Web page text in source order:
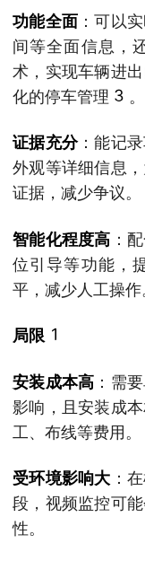
功能全面 ：可以
间等全面信息，
术，实现车辆进
化的停车管理 3 。
证据充分：能记
外观等详细信息
证据，减少争议。
智能化程度高 ：
位引导等功能，
平，减少人工操作
局限 1
安装成本高 ：需
影响，且安装成
工、布线等费用。
受环境影响大 ：
段，视频监控可
性。